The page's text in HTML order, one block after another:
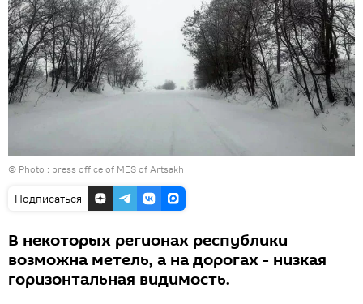
© Photo : press office of MES of Artsakh
Подписаться
В некоторых регионах республики
возможна метель, а на дорогах - низкая
горизонтальная видимость.